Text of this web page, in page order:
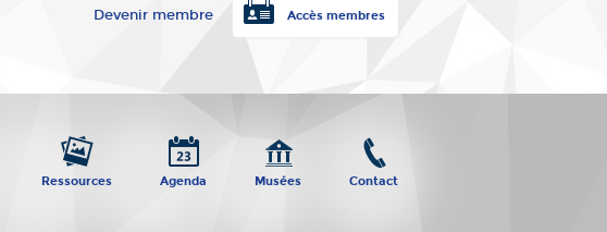
Ressources Agenda Musées Contact
Devenir membre Accès membres